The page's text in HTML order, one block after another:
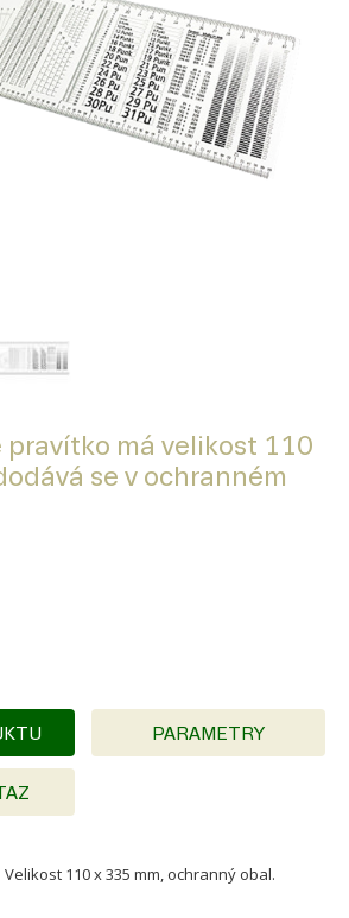
pravítko má velikost 110
se v ochranném
PARAMETRY
110 x 335 mm, ochranný obal.